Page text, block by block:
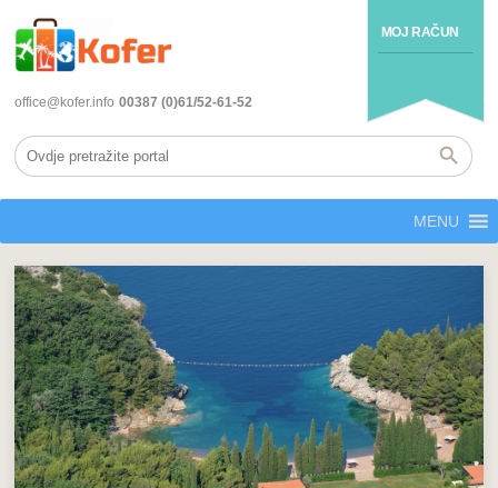
MOJ RAČUN
office@kofer.info 00387 (0)61/52-61-52
MENU